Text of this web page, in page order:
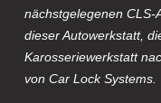
nächstgelegenen
dieser Autowerkstatt,
Karosseriewerkstatt
von Car Lock Systems.